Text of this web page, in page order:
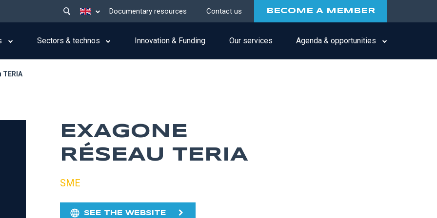
List additional actions
menu
top
Documentary resources Contact us BECOME A MEMBER
Sectors & technos Innovation & Funding Our services Agenda & opportunities
TERIA
EXAGONE
RÉSEAU TERIA
SME
SEE THE WEBSITE